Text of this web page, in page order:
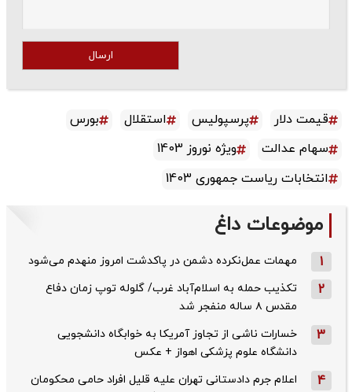
ارسال
قیمت دلار پرسپولیس استقلال
بورس
سهام عدالت
ویژه نوروز 1403
انتخابات ریاست جمهوری 1403
موضوعات داغ
1 مهمات عمل‌نکرده دشمن در پاکدشت امروز منهدم می‌شود
2
تکذیب حمله به اسلام‌آباد غرب/ گلوله توپ زمان دفاع
مقدس ۸ ساله منفجر شد
3
خسارات ناشی از تجاوز آمریکا به خوابگاه دانشجویی
دانشگاه علوم پزشکی اهواز + عکس
4
اعلام جرم دادستانی تهران علیه قلیل افراد حامی محکومان